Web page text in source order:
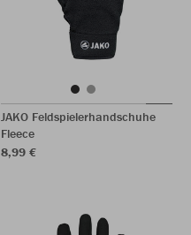
JAKO Feldspielerhandschuhe
Fleece
8,99 €